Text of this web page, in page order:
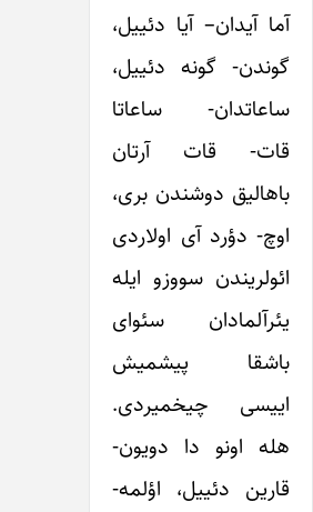
آما آیدان– آیا دئییل،
گوندن- گونه دئییل،
ساعاتدان- ساعاتا
قات- قات آرتان
باهالیق دوشندن بری،
اوچ- دؤرد آی اولاردی
ائولریندن سووزو ایله
یئرآلمادان سئوای
باشقا پیشمیش
اییسی چیخمیردی.
هله اونو دا دویون-
قارین دئییل، اؤلمه-